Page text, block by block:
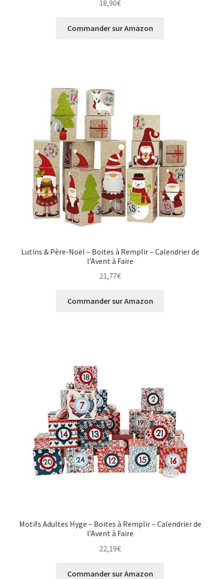
18,90€
Commander sur Amazon
Lutins & Père-Noël – Boites à Remplir – Calendrier de
l’Avent à Faire
21,77€
Commander sur Amazon
Motifs Adultes Hyge – Boites à Remplir – Calendrier de
l’Avent à Faire
22,19€
Commander sur Amazon